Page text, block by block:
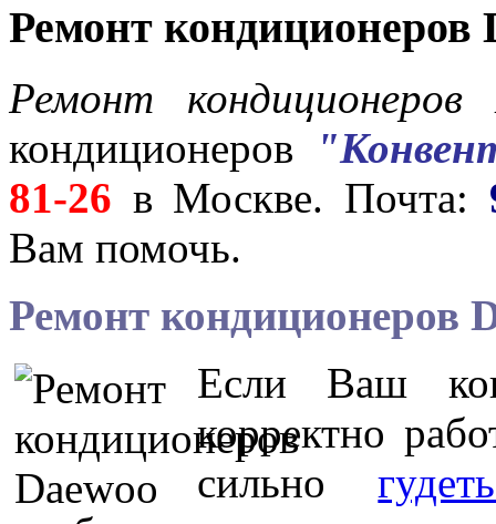
Ремонт кондиционеров
Ремонт
кондиционеров
81-26 в Москве. Почта:
Вам помочь.
Ремонт кондиционеров
Если Ваш
корректно
сильно